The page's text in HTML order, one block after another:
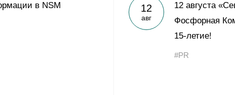
в NSM 12
авг
12 августа
Фосфорная
15-летие!
#PR